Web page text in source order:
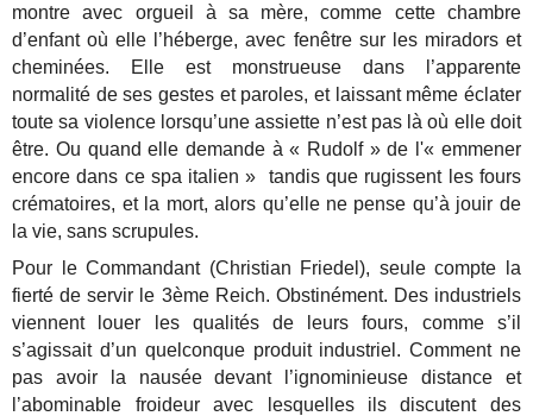
montre avec orgueil à sa mère, comme cette chambre
d’enfant où elle l’héberge, avec fenêtre sur les miradors et
cheminées. Elle est monstrueuse dans l’apparente
normalité de ses gestes et paroles, et laissant même éclater
toute sa violence lorsqu’une assiette n’est pas là où elle doit
être. Ou quand elle demande à « Rudolf » de l'« emmener
encore dans ce spa italien » tandis que rugissent les fours
crématoires, et la mort, alors qu’elle ne pense qu’à jouir de
la vie, sans scrupules.
Pour le Commandant (Christian Friedel), seule compte la
fierté de servir le 3ème Reich. Obstinément. Des industriels
viennent louer les qualités de leurs fours, comme s’il
s’agissait d’un quelconque produit industriel. Comment ne
pas avoir la nausée devant l’ignominieuse distance et
l’abominable froideur avec lesquelles ils discutent des